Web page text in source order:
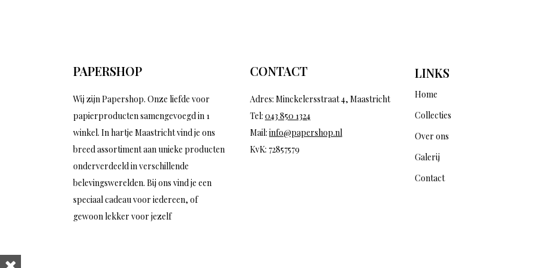
PAPERSHOP
Wij zijn Papershop. Onze liefde voor
papierproducten samengevoegd in 1
winkel. In hartje Maastricht vind je ons
breed assortiment aan unieke producten
onderverdeeld in verschillende
belevingswerelden. Bij ons vind je een
speciaal cadeau voor iedereen, of
gewoon lekker voor jezelf
CONTACT
Adres: Minckelersstraat 4, Maastricht
Tel: 043 850 1324
Mail: info@papershop.nl
KvK: 72857579
LINKS
Home
Collecties
Over ons
Galerij
Contact